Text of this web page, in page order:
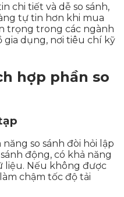
chi tiết và dễ so sánh,
tự tin hơn khi mua
trọng trong các ngành
gia dụng, nơi tiêu chí kỹ
hợp phần so
so sánh đòi hỏi lập
động, có khả năng
liệu. Nếu không được
chậm tốc độ tải